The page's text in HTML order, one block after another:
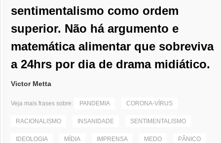
sentimentalismo como ordem
superior. Não há argumento e
matemática alimentar que sobreviva
a 24hrs por dia de drama midiático.
Victor Metta
Veja mais frases sobre: PANDEMIA CORONA-VÍRUS
RACIONALISMO INSANIDADE SENTIMENTALISMO
IDEOLOGIA MÍDIA IMPRENSA MEDO PÂNICO